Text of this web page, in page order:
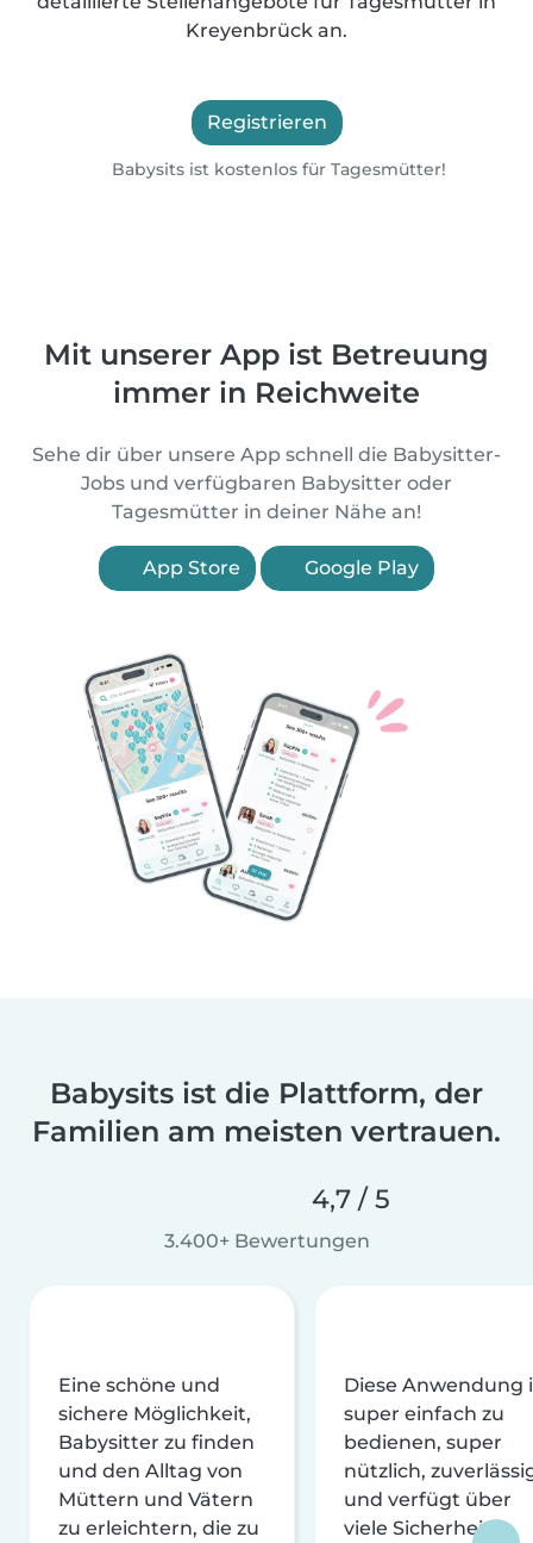
Kreyenbrück an.
Registrieren
Babysits ist kostenlos für Tagesmütter!
Mit unserer App ist Betreuung
immer in Reichweite
Sehe dir über unsere App schnell die Babysitter-
Jobs und verfügbaren Babysitter oder
Tagesmütter in deiner Nähe an!
App Store Google Play
Babysits ist die Plattform, der
Familien am meisten vertrauen.
4,7 / 5
3.400+ Bewertungen
Eine schöne und
sichere Möglichkeit,
Babysitter zu finden
und den Alltag von
Müttern und Vätern
zu erleichtern, die zu
Diese Anwendung
super einfach zu
bedienen, super
nützlich,
und verfügt über
viele Sicherheits-